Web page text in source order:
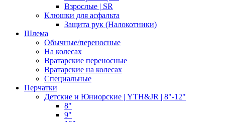
Взрослые | SR
Клюшки для асфальта
Защита рук (Налокотники)
Шлема
Обычные/переносные
На колесах
Вратарские переносные
Вратарские на колесах
Специальные
Перчатки
Детские и Юниорские | YTH&JR | 8"-12"
8"
9"